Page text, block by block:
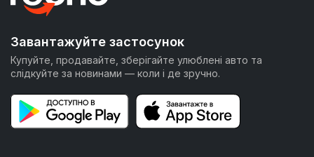
Завантажуйте застосунок
Купуйте, продавайте, зберігайте улюблені авто та
слідкуйте за новинами — коли і де зручно.